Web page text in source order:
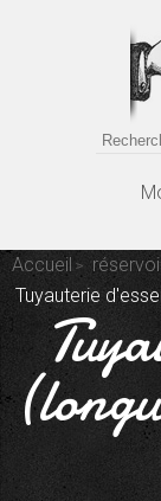
Accueil
Tuyauterie